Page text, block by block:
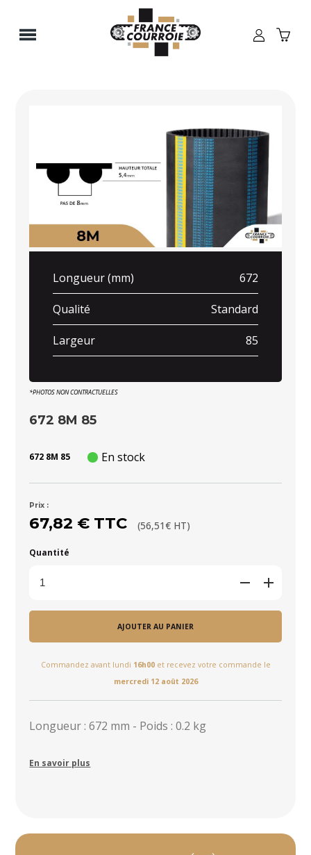
Longueur (mm) 672
Qualité Standard
Largeur 85
*PHOTOS NON CONTRACTUELLES
672 8M 85
672 8M 85 En stock
Prix :
67,82 € TTC (56,51€ HT)
Quantité
AJOUTER AU PANIER
Commandez avant lundi 16h00et recevez votre commande le
mercredi 12 août 2026
Longueur : 672 mm - Poids : 0.2 kg
En savoir plus
Panneau de gestion des cookies